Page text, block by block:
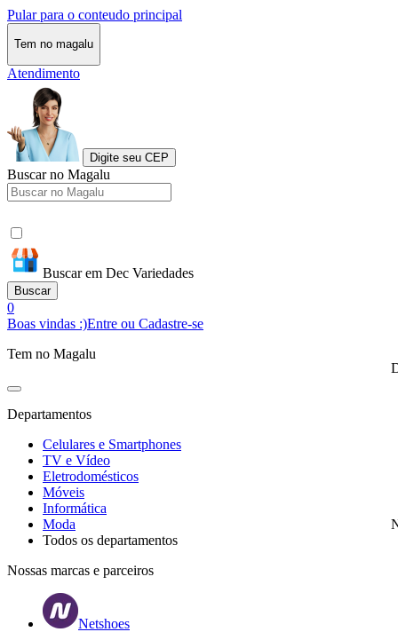
Pular para o conteudo principal
Tem no magalu
Atendimento
Digite seu CEP
Buscar no Magalu
Buscar em Dec Variedades
Buscar
0
Boas vindas :)Entre ou Cadastre-se
Tem no Magalu
Departamentos
Celulares e Smartphones
TV e Vídeo
Eletrodomésticos
Móveis
Informática
Moda
Todos os departamentos
Nossas marcas e parceiros
Netshoes